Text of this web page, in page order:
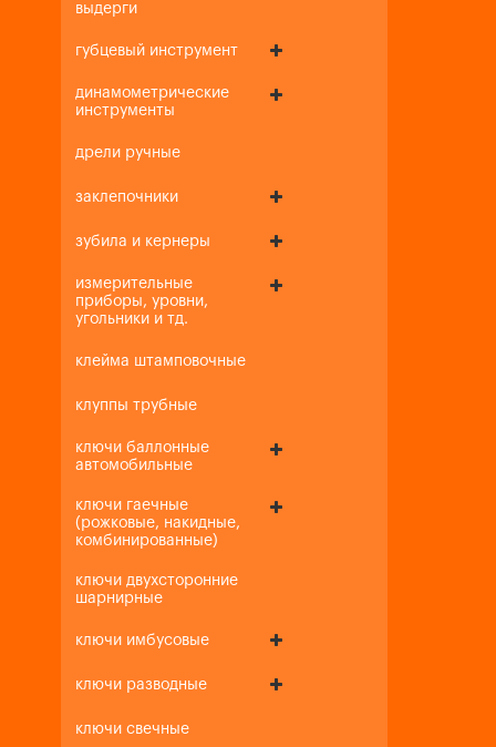
выдерги
губцевый инструмент
динамометрические
инструменты
дрели ручные
заклепочники
зубила и кернеры
измерительные
приборы, уровни,
угольники и тд.
клейма штамповочные
клуппы трубные
ключи баллонные
автомобильные
ключи гаечные
(рожковые, накидные,
комбинированные)
ключи двухсторонние
шарнирные
ключи имбусовые
ключи разводные
ключи свечные